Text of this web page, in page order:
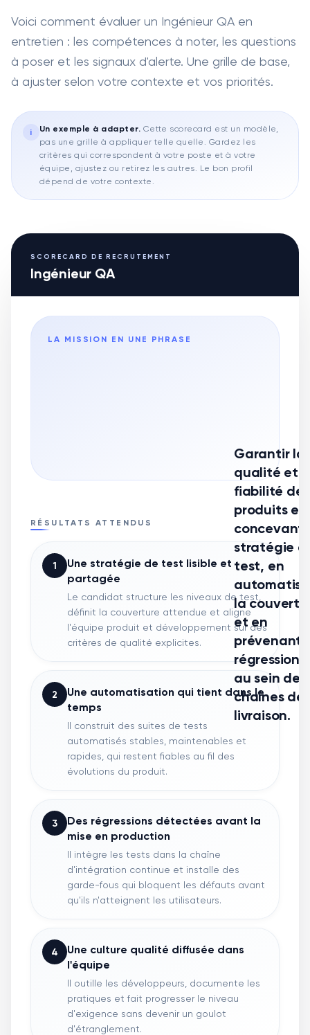
Voici comment évaluer un Ingénieur QA en
entretien : les compétences à noter, les questions
à poser et les signaux d'alerte. Une grille de base,
à ajuster selon votre contexte et vos priorités.
i Un exemple à adapter. Cette scorecard est un modèle,
pas une grille à appliquer telle quelle. Gardez les
critères qui correspondent à votre poste et à votre
équipe, ajustez ou retirez les autres. Le bon profil
dépend de votre contexte.
SCORECARD DE RECRUTEMENT
Ingénieur QA
LA MISSION EN UNE PHRASE
Garantir la
qualité et
fiabilité des
produits en
concevant
stratégie
test, en
la
et en
prévenant
régressions
au sein des
chaînes de
livraison.
RÉSULTATS ATTENDUS
1
Une stratégie de test lisible et
partagée
Le candidat structure les niveaux de test,
définit la couverture attendue et aligne
l'équipe produit et développement sur des
critères de qualité explicites.
2
Une automatisation qui tient dans le
temps
Il construit des suites de tests
automatisés stables, maintenables et
rapides, qui restent fiables au fil des
évolutions du produit.
3
Des régressions détectées avant la
mise en production
Il intègre les tests dans la chaîne
d'intégration continue et installe des
garde-fous qui bloquent les défauts avant
qu'ils n'atteignent les utilisateurs.
4
Une culture qualité diffusée dans
l'équipe
Il outille les développeurs, documente les
pratiques et fait progresser le niveau
d'exigence sans devenir un goulot
d'étranglement.